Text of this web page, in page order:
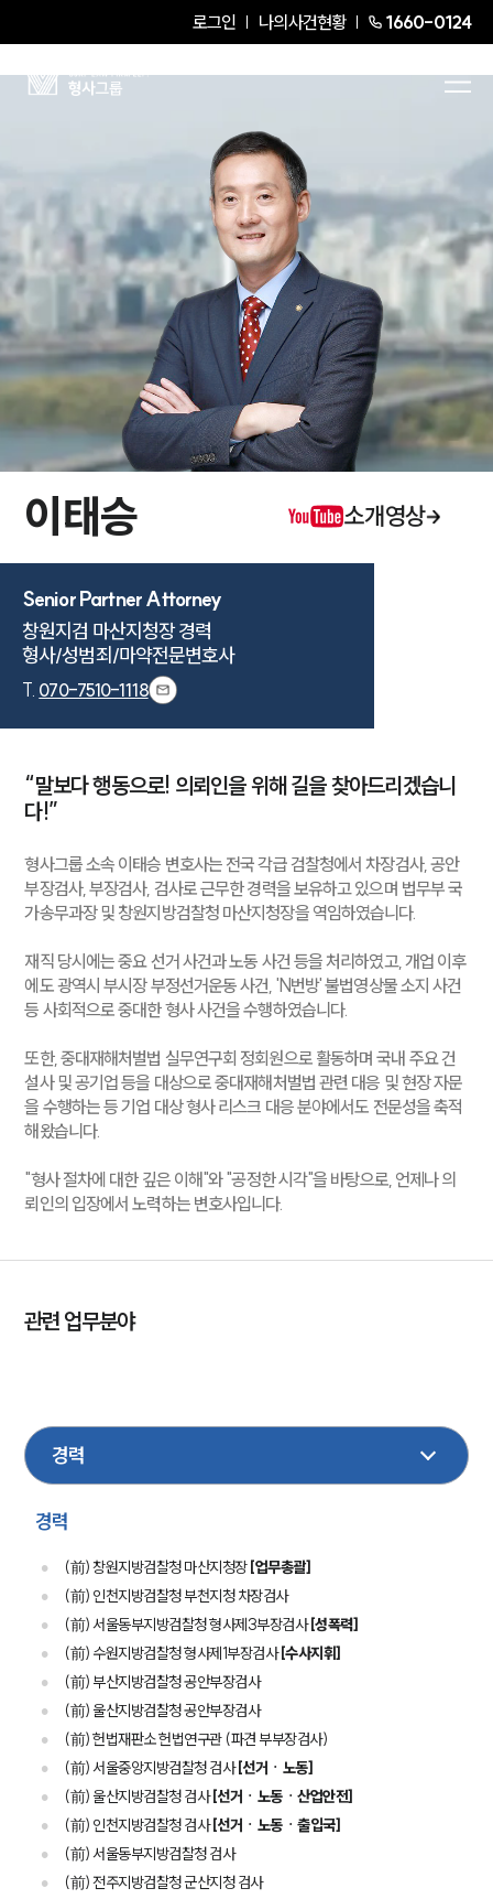
로그인 나의사건현황 1660-0124
이태승Senior Partner Attorney
이태승 소개영상
Senior Partner Attorney
창원지검 마산지청장 경력
형사/성범죄/마약전문변호사
T. 070-7510-1118
“말보다 행동으로! 의뢰인을 위해 길을 찾아드리겠습니
다!”
형사그룹 소속 이태승 변호사는 전국 각급 검찰청에서 차장검사, 공안
부장검사, 부장검사, 검사로 근무한 경력을 보유하고 있으며 법무부 국
가송무과장 및 창원지방검찰청 마산지청장을 역임하였습니다.
재직 당시에는 중요 선거 사건과 노동 사건 등을 처리하였고, 개업 이후
에도 광역시 부시장 부정선거운동 사건, 'N번방' 불법영상물 소지 사건
등 사회적으로 중대한 형사 사건을 수행하였습니다.
또한, 중대재해처벌법 실무연구회 정회원으로 활동하며 국내 주요 건
설사 및 공기업 등을 대상으로 중대재해처벌법 관련 대응 및 현장 자문
을 수행하는 등 기업 대상 형사 리스크 대응 분야에서도 전문성을 축적
해왔습니다.
"형사 절차에 대한 깊은 이해"와 "공정한 시각"을 바탕으로, 언제나 의
뢰인의 입장에서 노력하는 변호사입니다.
관련 업무분야
경력
(前) 창원지방검찰청 마산지청장[업무총괄]
(前) 인천지방검찰청 부천지청 차장검사
(前) 서울동부지방검찰청 형사제3부장검사[성폭력]
(前) 수원지방검찰청 형사제1부장검사[수사지휘]
(前) 부산지방검찰청 공안부장검사
(前) 울산지방검찰청 공안부장검사
(前) 헌법재판소 헌법연구관 (파견 부부장검사)
(前) 서울중앙지방검찰청 검사[선거ㆍ노동]
(前) 울산지방검찰청 검사[선거ㆍ노동ㆍ산업안전]
(前) 인천지방검찰청 검사[선거ㆍ노동ㆍ출입국]
(前) 서울동부지방검찰청 검사
(前) 전주지방검찰청 군산지청 검사